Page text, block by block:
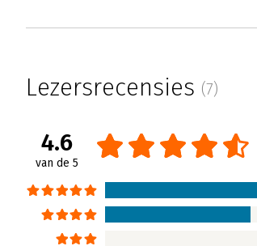
Lezersrecensies (7)
4.6
van de 5